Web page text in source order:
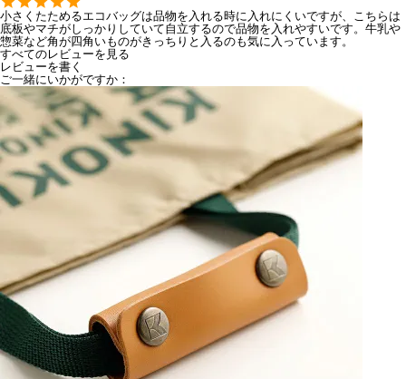
小さくたためるエコバッグは品物を入れる時に入れにくいですが、こちらは
底板やマチがしっかりしていて自立するので品物を入れやすいです。牛乳や
惣菜など角が四角いものがきっちりと入るのも気に入っています。
すべてのレビューを見る
レビューを書く
ご一緒にいかがですか：